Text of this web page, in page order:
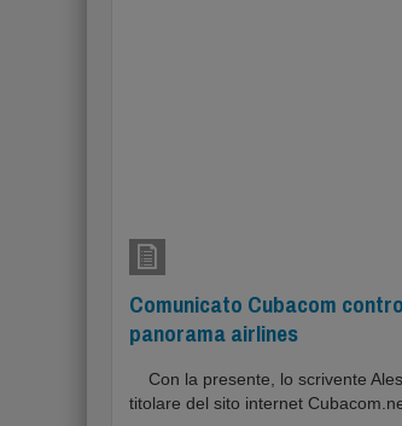
Comunicato Cubacom
panorama airlines
Con la presente, lo scrivente
titolare del sito internet